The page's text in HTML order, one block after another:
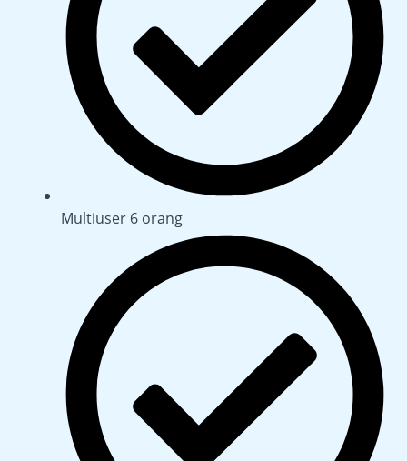
Multiuser 6 orang